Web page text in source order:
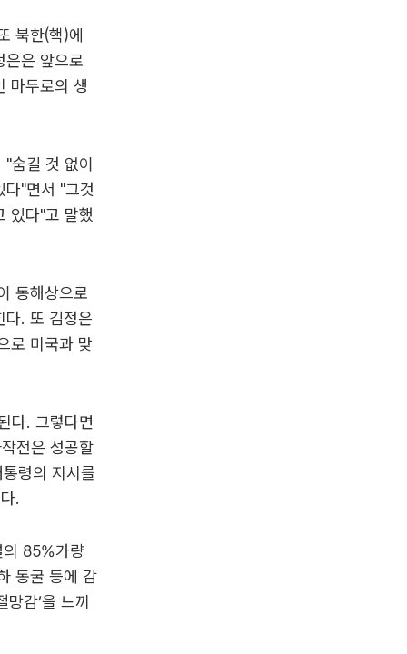
북한(핵)에
은은 앞으로
마두로의 생
"숨길 것 없이
"면서 "그것
있다"고 말했
동해상으로
다. 또 김정은
로 미국과 맞
다. 그렇다면
전은 성공할
령의 지시를
.
의 85%가량
동굴 등에 감
감’을 느끼